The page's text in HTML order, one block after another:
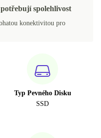
spolehlivost
konektivitou pro
Typ Pevného Disku
SSD